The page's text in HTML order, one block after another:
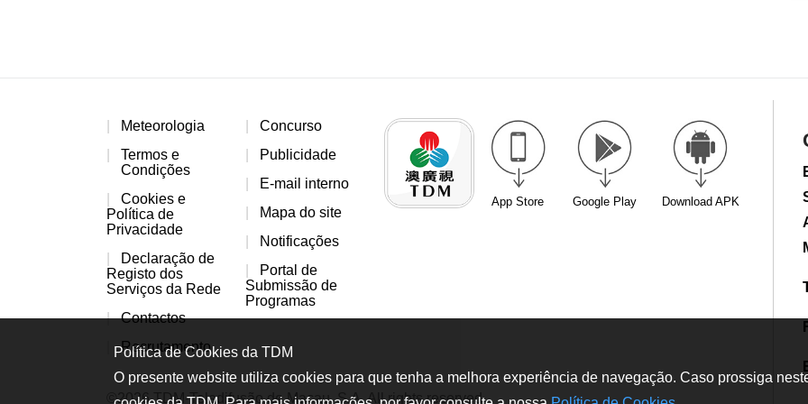
Meteorologia
Termos e
Condições
Cookies e
Política de
Privacidade
Declaração de
Registo dos
Serviços da Rede
Contactos
Recrutamento
Concurso
Publicidade
E-mail interno
Mapa do site
Notificações
Portal de
Submissão de
Programas
App Store Google Play Download APK
©2026 TDM-Teledifusão de Macau, S.A. All rights reserved
Política de Cookies da TDM
O presente website utiliza cookies para que tenha a melhora experiência de navegação. Caso prossiga